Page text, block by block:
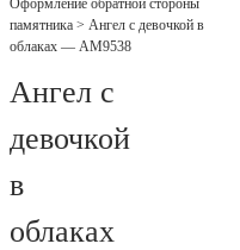
памятника > Ангел с девочкой в
облаках — AM9538
Ангел с
девочкой
в
облаках